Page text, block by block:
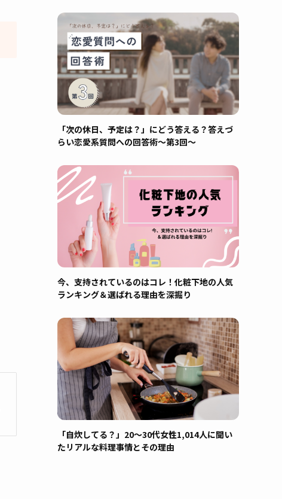
「次の休日、予定は？」にどう答える？答えづ
らい恋愛系質問への回答術～第3回～
今、支持されているのはコレ！化粧下地の人気
ランキング＆選ばれる理由を深掘り
「自炊してる？」20〜30代女性1,014人に聞い
たリアルな料理事情とその理由